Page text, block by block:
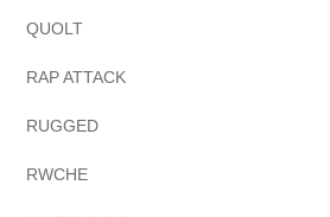
QUOLT
RAP ATTACK
RUGGED
RWCHE